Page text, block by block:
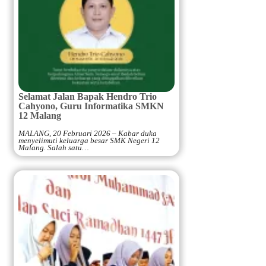
Selamat Jalan Bapak Hendro Trio
Cahyono, Guru Informatika SMKN
12 Malang
MALANG, 20 Februari 2026 – Kabar duka
menyelimuti keluarga besar SMK Negeri 12
Malang. Salah satu…